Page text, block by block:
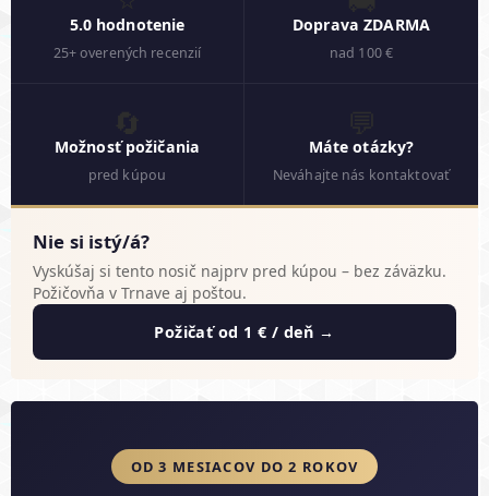
5.0 hodnotenie
25+ overených recenzií
Doprava ZDARMA
nad 100 €
Možnosť požičania
pred kúpou
Máte otázky?
Neváhajte nás kontaktovať
Nie si istý/á?
Vyskúšaj si tento nosič najprv pred kúpou – bez záväzku.
Požičovňa v Trnave aj poštou.
Požičať od 1 € / deň →
OD 3 MESIACOV DO 2 ROKOV